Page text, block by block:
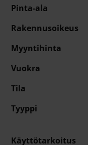
Pinta-ala
Rakennusoikeus
Myyntihinta
Vuokra
Tila
Tyyppi
Käyttötarkoitus